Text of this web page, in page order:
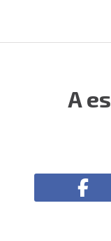
A